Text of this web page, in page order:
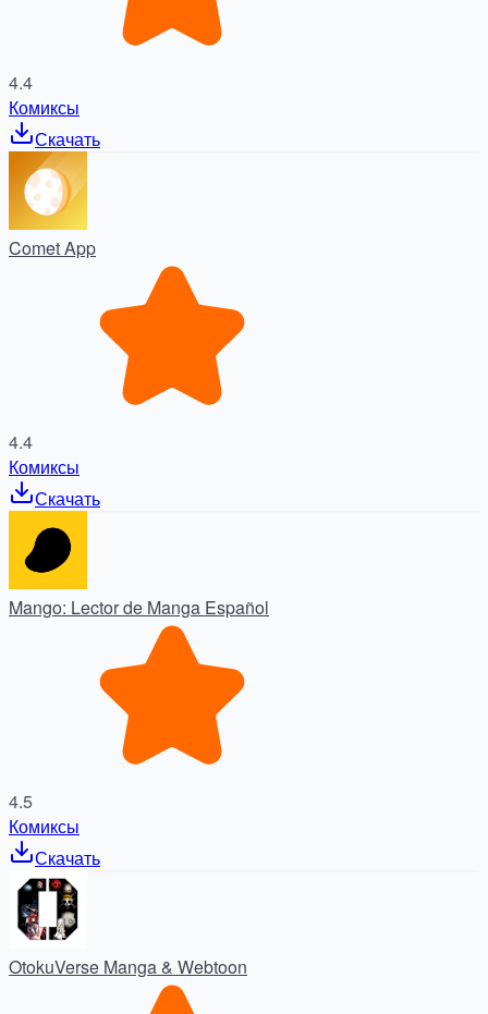
4.4
Комиксы
Скачать
Comet App
4.4
Комиксы
Скачать
Mango: Lector de Manga Español
4.5
Комиксы
Скачать
OtokuVerse Manga & Webtoon